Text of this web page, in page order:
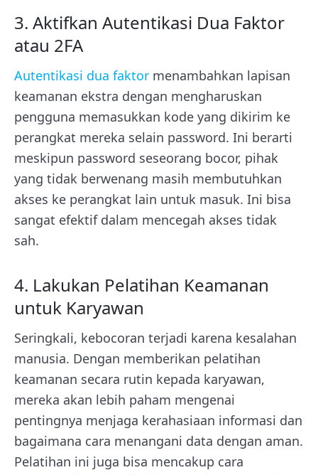
3. Aktifkan Autentikasi Dua Faktor
atau 2FA
Autentikasi dua faktor menambahkan lapisan
keamanan ekstra dengan mengharuskan
pengguna memasukkan kode yang dikirim ke
perangkat mereka selain password. Ini berarti
meskipun password seseorang bocor, pihak
yang tidak berwenang masih membutuhkan
akses ke perangkat lain untuk masuk. Ini bisa
sangat efektif dalam mencegah akses tidak
sah.
4. Lakukan Pelatihan Keamanan
untuk Karyawan
Seringkali, kebocoran terjadi karena kesalahan
manusia. Dengan memberikan pelatihan
keamanan secara rutin kepada karyawan,
mereka akan lebih paham mengenai
pentingnya menjaga kerahasiaan informasi dan
bagaimana cara menangani data dengan aman.
Pelatihan ini juga bisa mencakup cara